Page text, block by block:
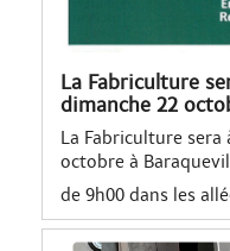
La Fabriculture
dimanche 22
La Fabriculture sera
octobre à
de 9h00 dans les